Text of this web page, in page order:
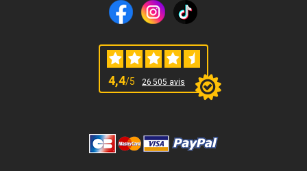
4,4/5 26 505 avis